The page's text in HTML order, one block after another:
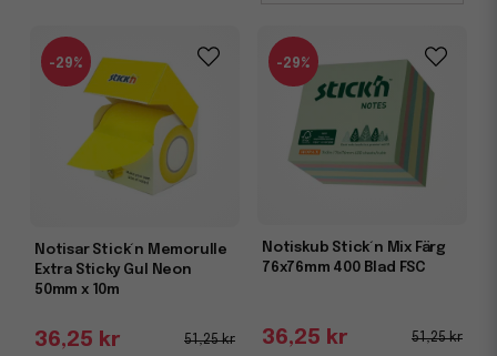
Notisar Stick´n Memorulle
Extra Sticky Gul Neon
50mm x 10m
51,25 kr
36,25 kr
-29%
Notiskub Stick´n Mix Färg
76x76mm 400 Blad FSC
51,25 kr
36,25 kr
-29%